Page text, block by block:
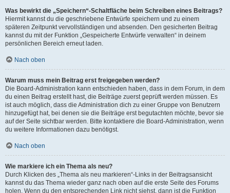
Was bewirkt die „Speichern“-Schaltfläche beim Schreiben eines Beitrags?
Hiermit kannst du die geschriebene Entwürfe speichern und zu einem
späteren Zeitpunkt vervollständigen und absenden. Den gesicherten Beitrag
kannst du mit der Funktion „Gespeicherte Entwürfe verwalten“ in deinem
persönlichen Bereich erneut laden.
Nach oben
Warum muss mein Beitrag erst freigegeben werden?
Die Board-Administration kann entschieden haben, dass in dem Forum, in dem
du einen Beitrag erstellt hast, die Beiträge zuerst geprüft werden müssen. Es
ist auch möglich, dass die Administration dich zu einer Gruppe von Benutzern
hinzugefügt hat, bei denen sie die Beiträge erst begutachten möchte, bevor sie
auf der Seite sichtbar werden. Bitte kontaktiere die Board-Administration, wenn
du weitere Informationen dazu benötigst.
Nach oben
Wie markiere ich ein Thema als neu?
Durch Klicken des „Thema als neu markieren“-Links in der Beitragsansicht
kannst du das Thema wieder ganz nach oben auf die erste Seite des Forums
holen. Wenn du den entsprechenden Link nicht siehst, dann ist die Funktion